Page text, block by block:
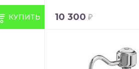
КУПИТЬ 10 300